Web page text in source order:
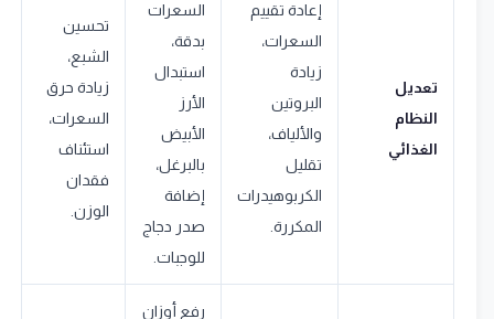
تعديل
النظام
الغذائي
إعادة تقييم
السعرات،
زيادة
البروتين
والألياف،
تقليل
الكربوهيدرات
المكررة.
السعرات
بدقة،
استبدال
الأرز
الأبيض
بالبرغل،
إضافة
صدر دجاج
للوجبات.
تحسين
الشبع،
زيادة حرق
السعرات،
استئناف
فقدان
الوزن.
رفع أوزان